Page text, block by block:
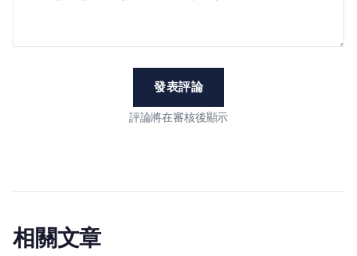
發表評論
評論將在審核後顯示
相關文章